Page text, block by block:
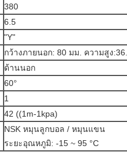
380
6.5
"Y"
กว้างภายนอก: 80 มม. ความสูง
ด้านนอก
60°
1
42 ((1m-1kpa)
NSK หมุนลูกบอล / หมุนแขน
ระยะอุณหภูมิ: -15 ~ 95 °C